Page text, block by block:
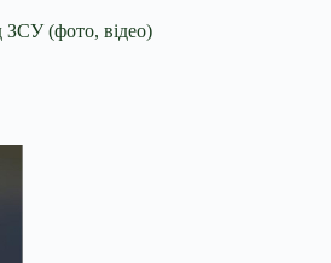
ЗСУ (фото, відео)